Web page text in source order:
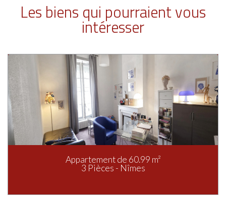
Les biens qui pourraient vous
intéresser
Appartement de 60.99 m²
3 Pièces - Nîmes